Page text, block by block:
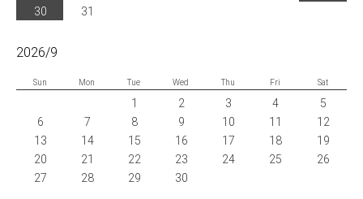
30
31
2026/9
Sun Mon Tue Wed Thu Fri Sat
1 2 3 4
5
6
7 8 9 10 11
12
13
14 15 16 17 18
19
20
21 22 23 24 25
26
27
28 29 30